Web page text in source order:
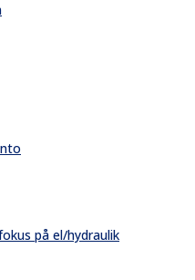
på el/hydraulik